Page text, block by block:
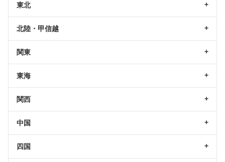
東北
北陸・甲信越
関東
東海
関西
中国
四国